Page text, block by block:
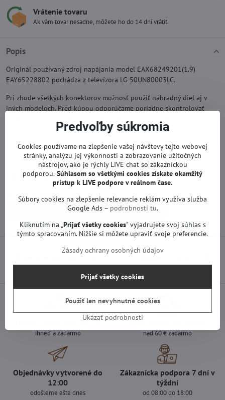
Vrátenie tovaru
Ak vám tovar nesadne, môžete ho do 14 dní vrátiť.
Popis
Originál používaný zdroj napájania model EAX68249201(1.9)
EAY65228802 pochádza z televízora LG 50UN80003LC.
Pri zhode všetkých konektorov možnosť použiť náhradný diel aj v
iných modeloch. Pred kúpou odporúčame poriadne skontrolovať
Záruka na použité náhradné diely je 12 mesiacov.
Náhradné diely na TV LG sú funkčné od výroby. Neprebehla na nich
žiadna oprava ani servis.
Viac z kategórie
Náhradné diely | LG TV Zdroje | LG TV
Osobný odber v Trenčíne
ihneď a zadarmo
Doprava len za 2,90 €
nad 60 € zadarmo
Objednávky vytvorené do
12:00
odošleme ešte dnes
Zákaznícka podpora 7 dní v
týždni
od 08:00 do 18:00
Predvoľby súkromia
Cookies používame na zlepšenie vašej návštevy tejto webovej
stránky, analýzu jej výkonnosti a zobrazovanie užitočných
nástrojov, ako je rýchly LIVE chat so zákazníckou
podporou. Súhlasom so všetkými cookies získate okamžitý
prístup k LIVE podpore v reálnom čase.
Súbory cookies na zlepšenie relevancie reklám využíva služba
Google Ads – podrobnosti tu.
Kliknutím na „ Prijať všetky cookies" vyjadrujete svoj súhlas s
týmto spracovaním. Nižšie si môžete upraviť svoje preferencie.
Zásady ochrany osobných údajov
Ukázať podrobnosti
Prijať všetky cookies
Použiť len nevyhnutné cookies